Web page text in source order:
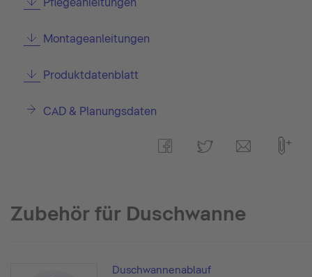
Montageanleitungen
Produktdatenblatt
CAD & Planungsdaten
Zubehör für Duschwanne
Duschwannenablauf